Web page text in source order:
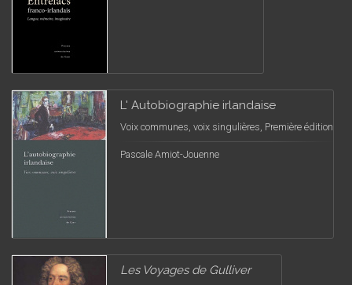
L' Autobiographie irlandaise
Voix communes, voix singulières, Première édition
Pascale Amiot-Jouenne
Les Voyages de Gulliver